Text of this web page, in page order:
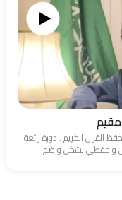
القران الكريم . دورة رائعة
و حفظي بشكل واضح